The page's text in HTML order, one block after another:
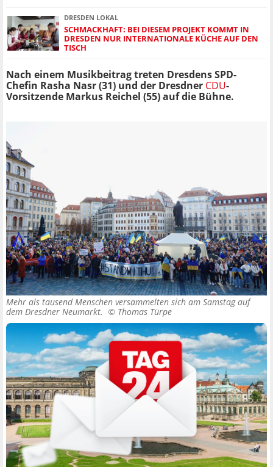
DRESDEN LOKAL
SCHMACKHAFT: BEI DIESEM PROJEKT KOMMT IN
DRESDEN NUR INTERNATIONALE KÜCHE AUF DEN
TISCH
Nach einem Musikbeitrag treten Dresdens SPD-
Chefin Rasha Nasr (31) und der Dresdner CDU-
Vorsitzende Markus Reichel (55) auf die Bühne.
Mehr als tausend Menschen versammelten sich am Samstag auf
dem Dresdner Neumarkt. © Thomas Türpe